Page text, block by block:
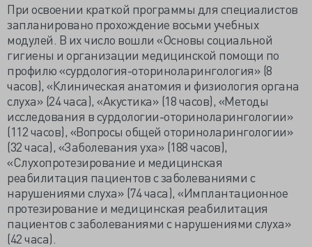
При освоении краткой программы для специалистов
запланировано прохождение восьми учебных
модулей. В их число вошли «Основы социальной
гигиены и организации медицинской помощи по
профилю «сурдология-оториноларингология» (8
часов), «Клиническая анатомия и физиология органа
слуха» (24 часа), «Акустика» (18 часов), «Методы
исследования в сурдологии-оториноларингологии»
(112 часов), «Вопросы общей оториноларингологии»
(32 часа), «Заболевания уха» (188 часов),
«Слухопротезирование и медицинская
реабилитация пациентов с заболеваниями с
нарушениями слуха» (74 часа), «Имплантационное
протезирование и медицинская реабилитация
пациентов с заболеваниями с нарушениями слуха»
(42 часа).